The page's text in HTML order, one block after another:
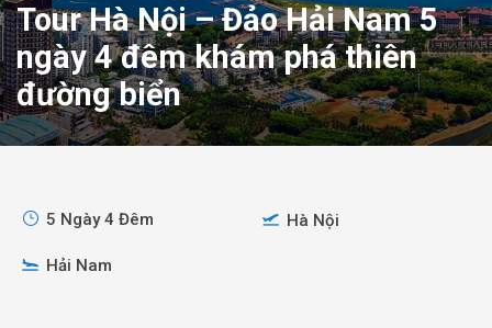
Tour Hà Nội – Đảo Hải Nam 5
ngày 4 đêm khám phá thiên
đường biển
5 Ngày 4 Đêm Hà Nội
Hải Nam